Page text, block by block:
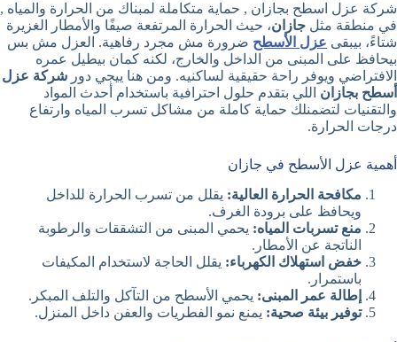
شركة عزل اسطح بجازان , حماية متكاملة لمبناك من الحرارة والمياه ,
في منطقة مثل جازان، حيث الحرارة المرتفعة صيفًا والأمطار الغزيرة
شتاءً، بيبقى عزل الأسطح ضرورة مش مجرد رفاهية. العزل مش بس
بيحافظ على المبنى من الداخل والخارج، لكنه كمان بيطيل عمره
الافتراضي ويوفر راحة حقيقية لساكنيه. ومن هنا ييجي دور شركة عزل
أسطح بجازان اللي بتقدم حلول احترافية باستخدام أحدث المواد
والتقنيات لتضمنلك حماية كاملة من مشاكل تسرب المياه وارتفاع
درجات الحرارة.
أهمية عزل الأسطح في جازان
مكافحة الحرارة العالية: يقلل من تسرب الحرارة للداخل
ويحافظ على برودة الغرف.
منع تسربات المياه: يحمي المبنى من التشققات والرطوبة
الناتجة عن الأمطار.
خفض استهلاك الكهرباء: يقلل الحاجة لاستخدام المكيفات
باستمرار.
إطالة عمر المبنى: يحمي الأسطح من التآكل والتلف المبكر.
توفير بيئة صحية: يمنع نمو الفطريات والعفن داخل المنزل.